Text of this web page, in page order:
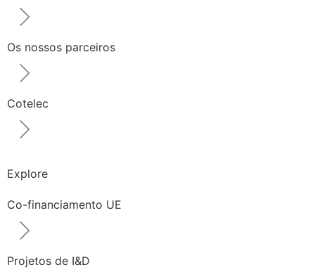
Os nossos parceiros
Cotelec
Explore
Co-financiamento UE
Projetos de I&D